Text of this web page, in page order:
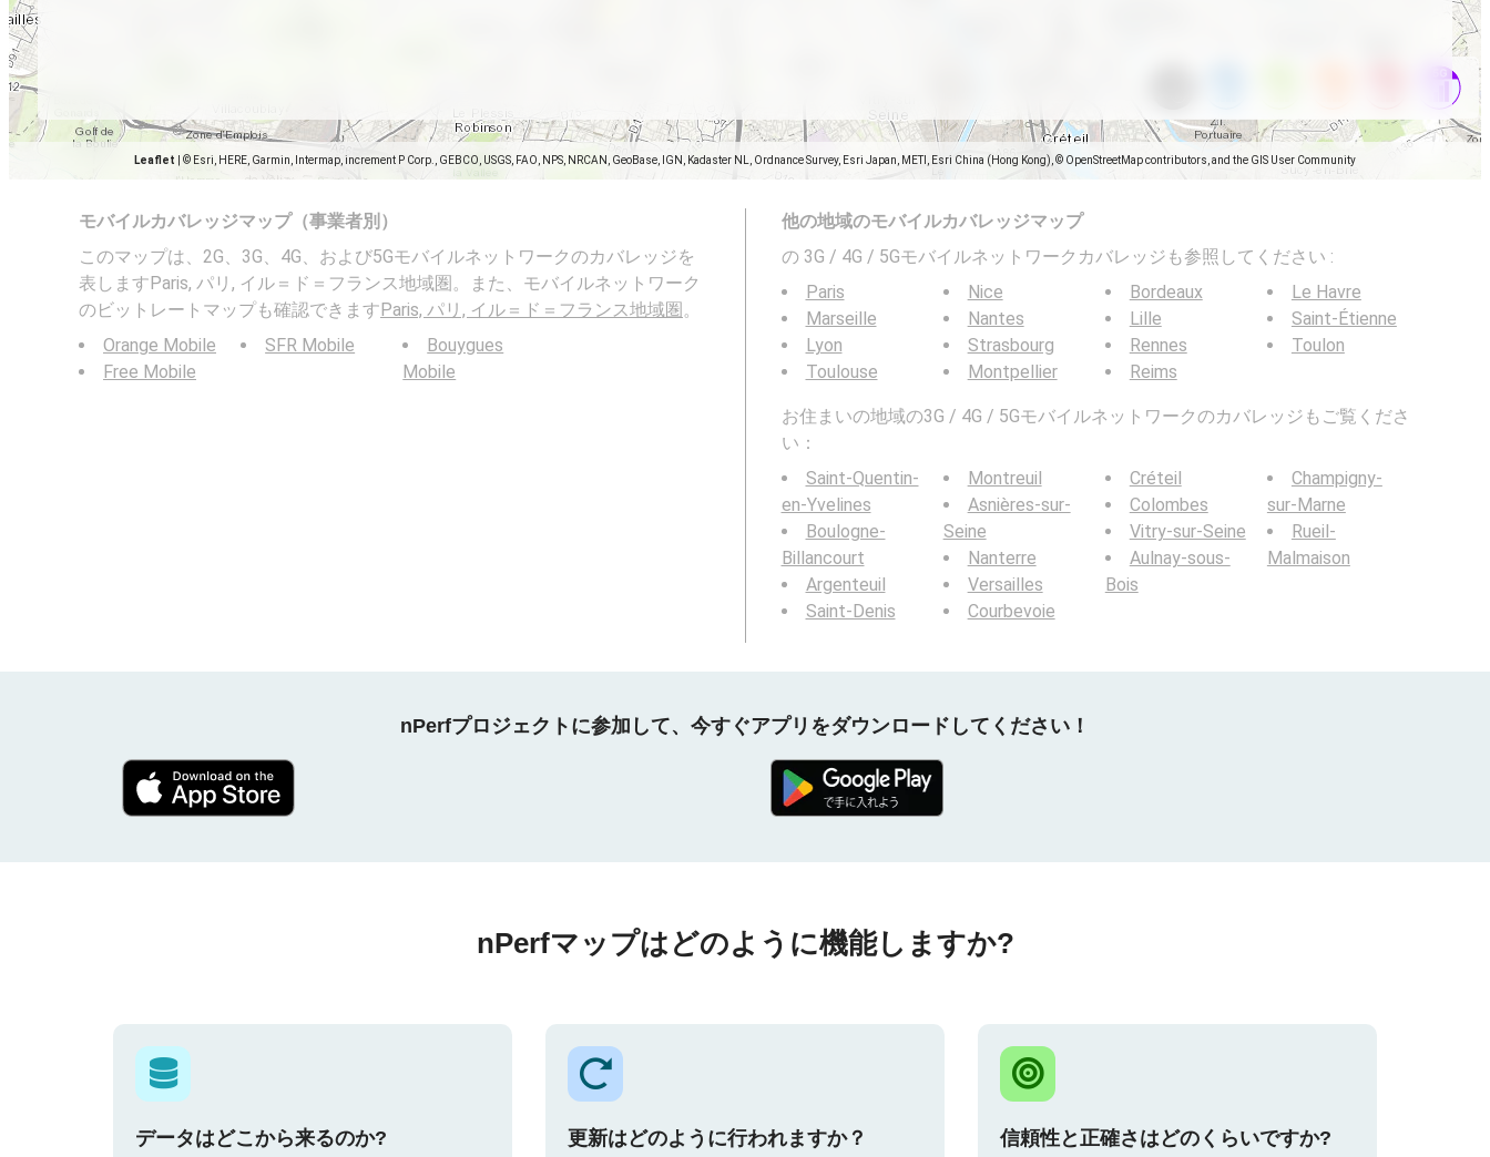
Leaflet © Esri, HERE, Garmin, Intermap, increment P Corp., GEBCO, USGS, FAO, NPS, NRCAN, GeoBase, IGN, Kadaster NL, Ordnance Survey, Esri Japan, METI, Esri China (Hong Kong), © OpenStreetMap contributors, and the GIS User Community
モバイルカバレッジマップ（事業者別）
このマップは、2G、3G、4G、および5Gモバイルネットワークのカバレッジを
表しますParis, パリ, イル＝ド＝フランス地域圏。また、モバイルネットワーク
のビットレートマップも確認できますParis, パリ, イル＝ド＝フランス地域圏。
Orange Mobile
Free Mobile
SFR Mobile
Bouygues
Mobile
他の地域のモバイルカバレッジマップ
の 3G / 4G / 5Gモバイルネットワークカバレッジも参照してください :
Paris
Marseille
Lyon
Toulouse
Nice
Nantes
Strasbourg
Montpellier
Bordeaux
Lille
Rennes
Reims
Le Havre
Saint-Étienne
Toulon
お住まいの地域の3G / 4G / 5Gモバイルネットワークのカバレッジもご覧くださ
い：
Saint-Quentin-
en-Yvelines
Boulogne-
Billancourt
Argenteuil
Saint-Denis
Montreuil
Asnières-sur-
Seine
Nanterre
Versailles
Courbevoie
Créteil
Colombes
Vitry-sur-Seine
Aulnay-sous-
Bois
Champigny-
sur-Marne
Rueil-
Malmaison
nPerfプロジェクトに参加して、今すぐアプリをダウンロードしてください！
nPerfマップはどのように機能しますか?
データはどこから来るのか? 更新はどのように行われますか？ 信頼性と正確さはどのくらいですか?